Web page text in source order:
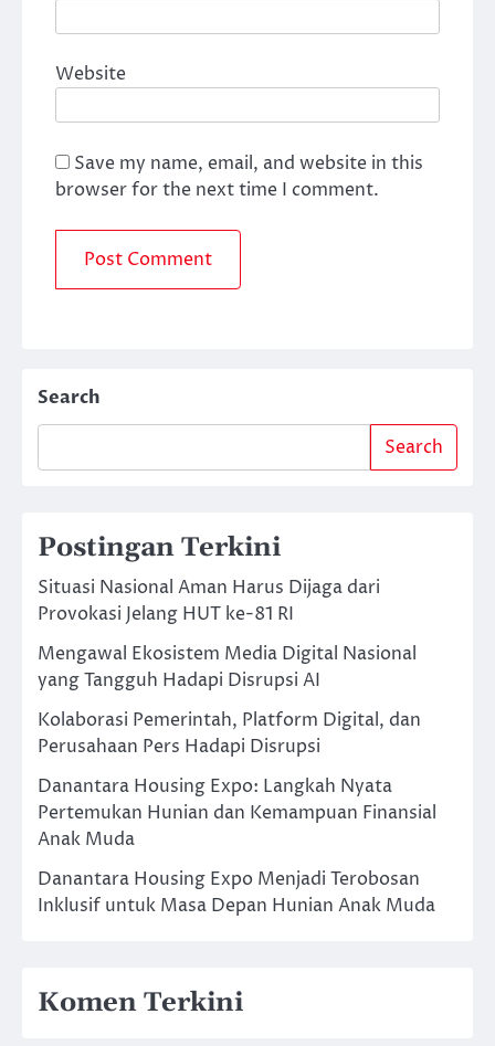
Website
Save my name, email, and website in this
browser for the next time I comment.
Search
Search
Postingan Terkini
Situasi Nasional Aman Harus Dijaga dari
Provokasi Jelang HUT ke-81 RI
Mengawal Ekosistem Media Digital Nasional
yang Tangguh Hadapi Disrupsi AI
Kolaborasi Pemerintah, Platform Digital, dan
Perusahaan Pers Hadapi Disrupsi
Danantara Housing Expo: Langkah Nyata
Pertemukan Hunian dan Kemampuan Finansial
Anak Muda
Danantara Housing Expo Menjadi Terobosan
Inklusif untuk Masa Depan Hunian Anak Muda
Komen Terkini